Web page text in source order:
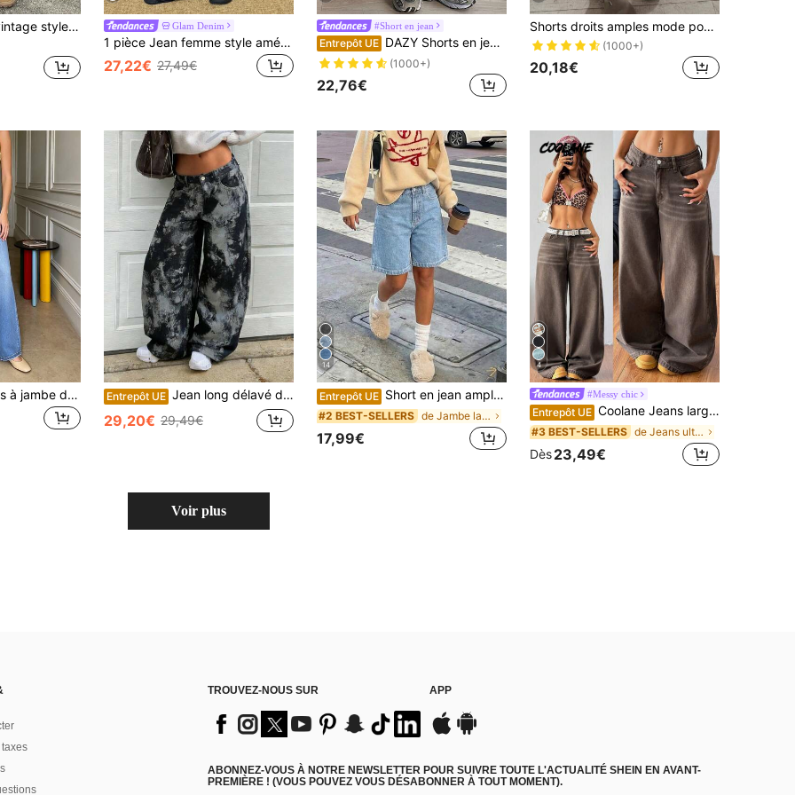
Jeans noirs lavés vintage style High Street, pantalon large droit et ample décontracté pour femme, design mode, pour l'automne Glam Denim
1 pièce Jean femme style américain vintage jambe large ample minimaliste toutes saisons pantalon long décontracté noir automne
27,22€ 27,49€
#Short en jean
Entrepôt UE DAZY Shorts en jean amples et décontractés pour femmes, nouveau style d'été Jorts
(1000+)
22,76€
Shorts droits amples mode pour femmes, mi-mollet, décontractés, été, style vacances
(1000+)
20,18€
Jeans décontractés à jambe droite lavés avec braguette à boutons pour femmes Entrepôt UE Jean long délavé décontracté pour femmes, avec poches et détails de fermeture éclair, non extensible, pour vacances, printemps, noir, automne
29,20€ 29,49€
14
Entrepôt UE Short en jean ample à jambes larges, longueur genou, décontracté d'été Wommer, vacances & plage, Vacationcore
#2 BEST-SELLERS de Jambe large Short en jean pour femme
17,99€
4
#Messy chic
Entrepôt UE Coolane Jeans larges amples et décontractés lavés pour femmes
#3 BEST-SELLERS de Jeans ultra-larges Denim femme
Dès23,49€
Voir plus
taxes
TROUVEZ-NOUS SUR APP
ABONNEZ-VOUS À NOTRE NEWSLETTER POUR SUIVRE TOUTE L'ACTUALITÉ SHEIN EN AVANT-
PREMIÈRE ! (VOUS POUVEZ VOUS DÉSABONNER À TOUT MOMENT).